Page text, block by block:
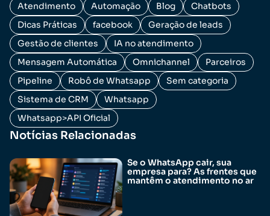
Atendimento Automação Blog
Chatbots
Dicas Práticas
facebook
Geração de leads
Gestão de clientes
IA no atendimento
Mensagem Automática
Omnichannel
Parceiros
Pipeline
Robô de Whatsapp
Sem categoria
Sistema de CRM
Whatsapp
Whatsapp>API Oficial
Notícias Relacionadas
Se o WhatsApp cair, sua
empresa para? As frentes que
mantêm o atendimento no ar